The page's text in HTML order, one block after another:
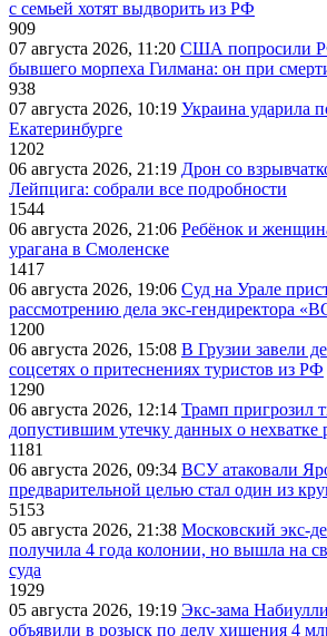
с семьей хотят выдворить из РФ
909
07 августа 2026, 11:20 США попросили
бывшего морпеха Гилмана: он при
938
07 августа 2026, 10:19 Украина ударила
Екатеринбурге
1202
06 августа 2026, 21:19 Дрон со
Лейпцига: собрали все подробности
1544
06 августа 2026, 21:06 Ребёнок и
урагана в Смоленске
1417
06 августа 2026, 19:06 Суд на Урале
рассмотрению дела экс-гендиректора
1200
06 августа 2026, 15:08 В Грузии завели
соцсетях о притеснениях туристов из РФ
1290
06 августа 2026, 12:14 Трамп пригрозил
допустившим утечку данных о
1181
06 августа 2026, 09:34 ВСУ атаковали
предварительной целью стал один из
5153
05 августа 2026, 21:38 Московский экс-
получила 4 года колонии, но вышла на
суда
1929
05 августа 2026, 19:19 Экс-зама
объявили в розыск по делу хищения 4